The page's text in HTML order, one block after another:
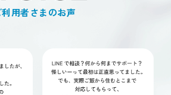
利用者さまのお声